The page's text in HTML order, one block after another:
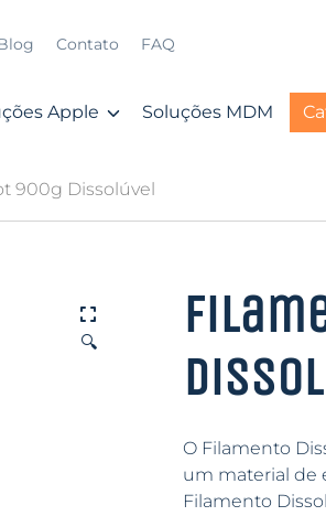
Contato FAQ
Apple Soluções MDM
900g Dissolúvel
🔍
O Filamento
um material de
Filamento